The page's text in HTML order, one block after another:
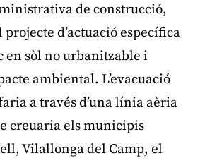
de construcció,
d’actuació específica
en sòl no urbanitzable i
ambiental. L’evacuació
a través d’una línia aèria
creuaria els municipis
Vilallonga del Camp, el